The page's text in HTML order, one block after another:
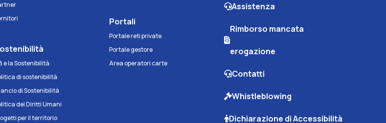
e la Sostenibilità
di sostenibilità
di Sostenibilità
dei Diritti Umani
per il territorio
Portali
Portale reti private
Portale gestore
Area operatori carte
Assistenza
Rimborso mancata
erogazione
Contatti
Whistleblowing
Dichiarazione di Accessibilità